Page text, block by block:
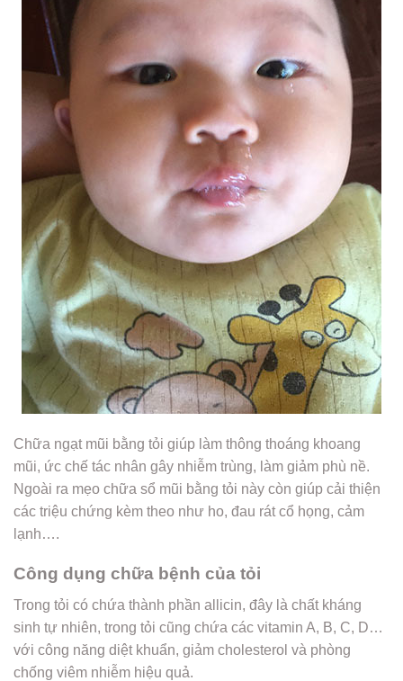
Chữa ngạt mũi bằng tỏi giúp làm thông thoáng khoang
mũi, ức chế tác nhân gây nhiễm trùng, làm giảm phù nề.
Ngoài ra mẹo chữa sổ mũi bằng tỏi này còn giúp cải thiện
các triệu chứng kèm theo như ho, đau rát cổ họng, cảm
lạnh….
Công dụng chữa bệnh của tỏi
Trong tỏi có chứa thành phần allicin, đây là chất kháng
sinh tự nhiên, trong tỏi cũng chứa các vitamin A, B, C, D…
với công năng diệt khuẩn, giảm cholesterol và phòng
chống viêm nhiễm hiệu quả.